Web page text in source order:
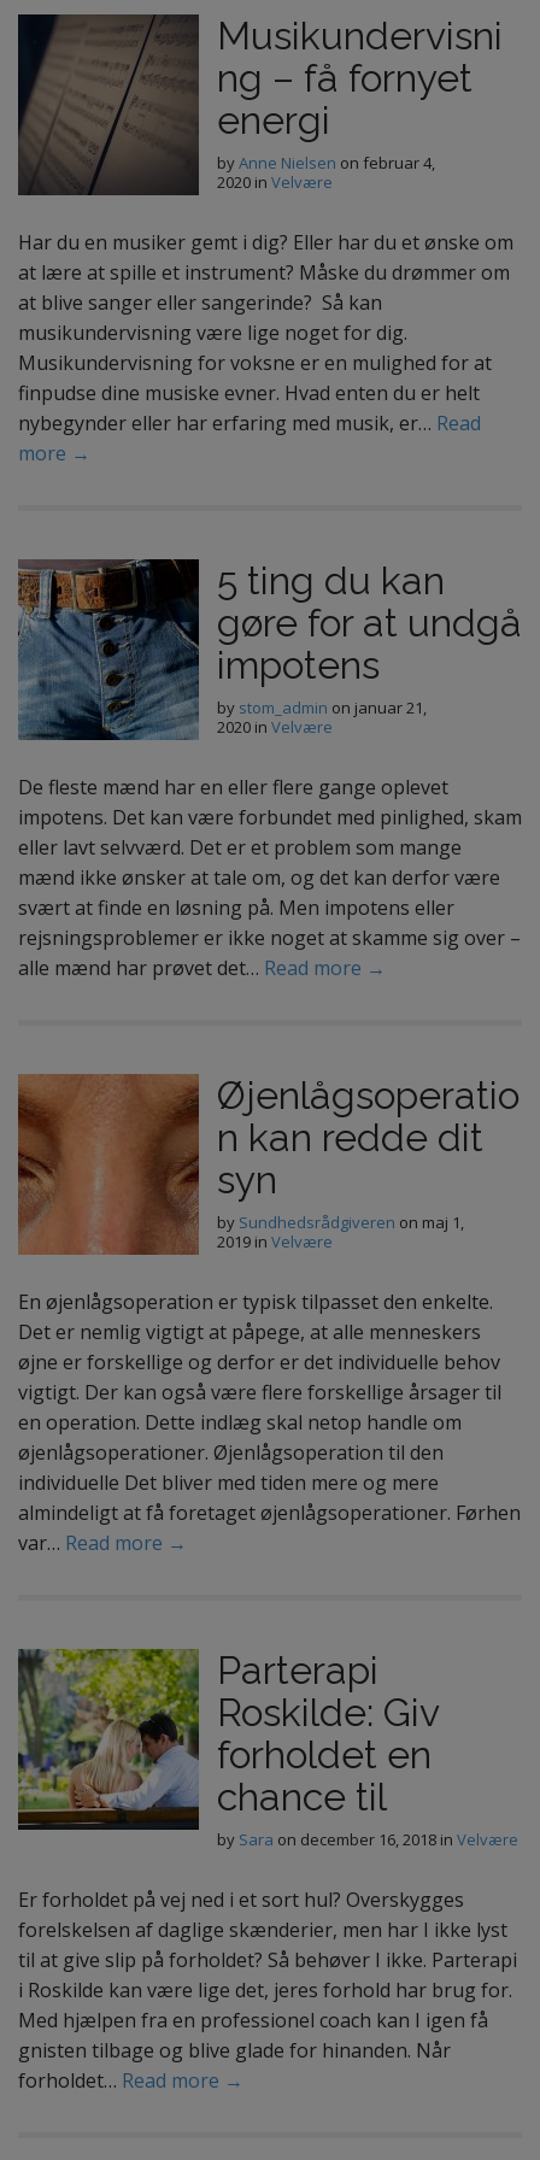
Musikundervisni
ng – få fornyet
energi
byAnne Nielsen on februar 4,
2020 in Velvære
Har du en musiker gemt i dig? Eller har du et ønske om
at lære at spille et instrument? Måske du drømmer om
at blive sanger eller sangerinde? Så kan
musikundervisning være lige noget for dig.
Musikundervisning for voksne er en mulighed for at
finpudse dine musiske evner. Hvad enten du er helt
nybegynder eller har erfaring med musik, er… Read
more →
5 ting du kan
gøre for at undgå
impotens
by stom_admin on januar 21,
2020 in Velvære
De fleste mænd har en eller flere gange oplevet
impotens. Det kan være forbundet med pinlighed, skam
eller lavt selvværd. Det er et problem som mange
mænd ikke ønsker at tale om, og det kan derfor være
svært at finde en løsning på. Men impotens eller
rejsningsproblemer er ikke noget at skamme sig over –
alle mænd har prøvet det… Read more →
Øjenlågsoperatio
n kan redde dit
syn
by Sundhedsrådgiveren on maj 1,
2019 in Velvære
En øjenlågsoperation er typisk tilpasset den enkelte.
Det er nemlig vigtigt at påpege, at alle menneskers
øjne er forskellige og derfor er det individuelle behov
vigtigt. Der kan også være flere forskellige årsager til
en operation. Dette indlæg skal netop handle om
øjenlågsoperationer. Øjenlågsoperation til den
individuelle Det bliver med tiden mere og mere
almindeligt at få foretaget øjenlågsoperationer. Førhen
var… Read more →
Parterapi
Roskilde: Giv
forholdet en
chance til
by Sara on december 16, 2018 in Velvære
Er forholdet på vej ned i et sort hul? Overskygges
forelskelsen af daglige skænderier, men har I ikke lyst
til at give slip på forholdet? Så behøver I ikke. Parterapi
i Roskilde kan være lige det, jeres forhold har brug for.
Med hjælpen fra en professionel coach kan I igen få
gnisten tilbage og blive glade for hinanden. Når
forholdet… Read more →